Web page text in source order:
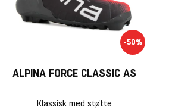
-50%
ALPINA FORCE CLASSIC AS
Klassisk med støtte